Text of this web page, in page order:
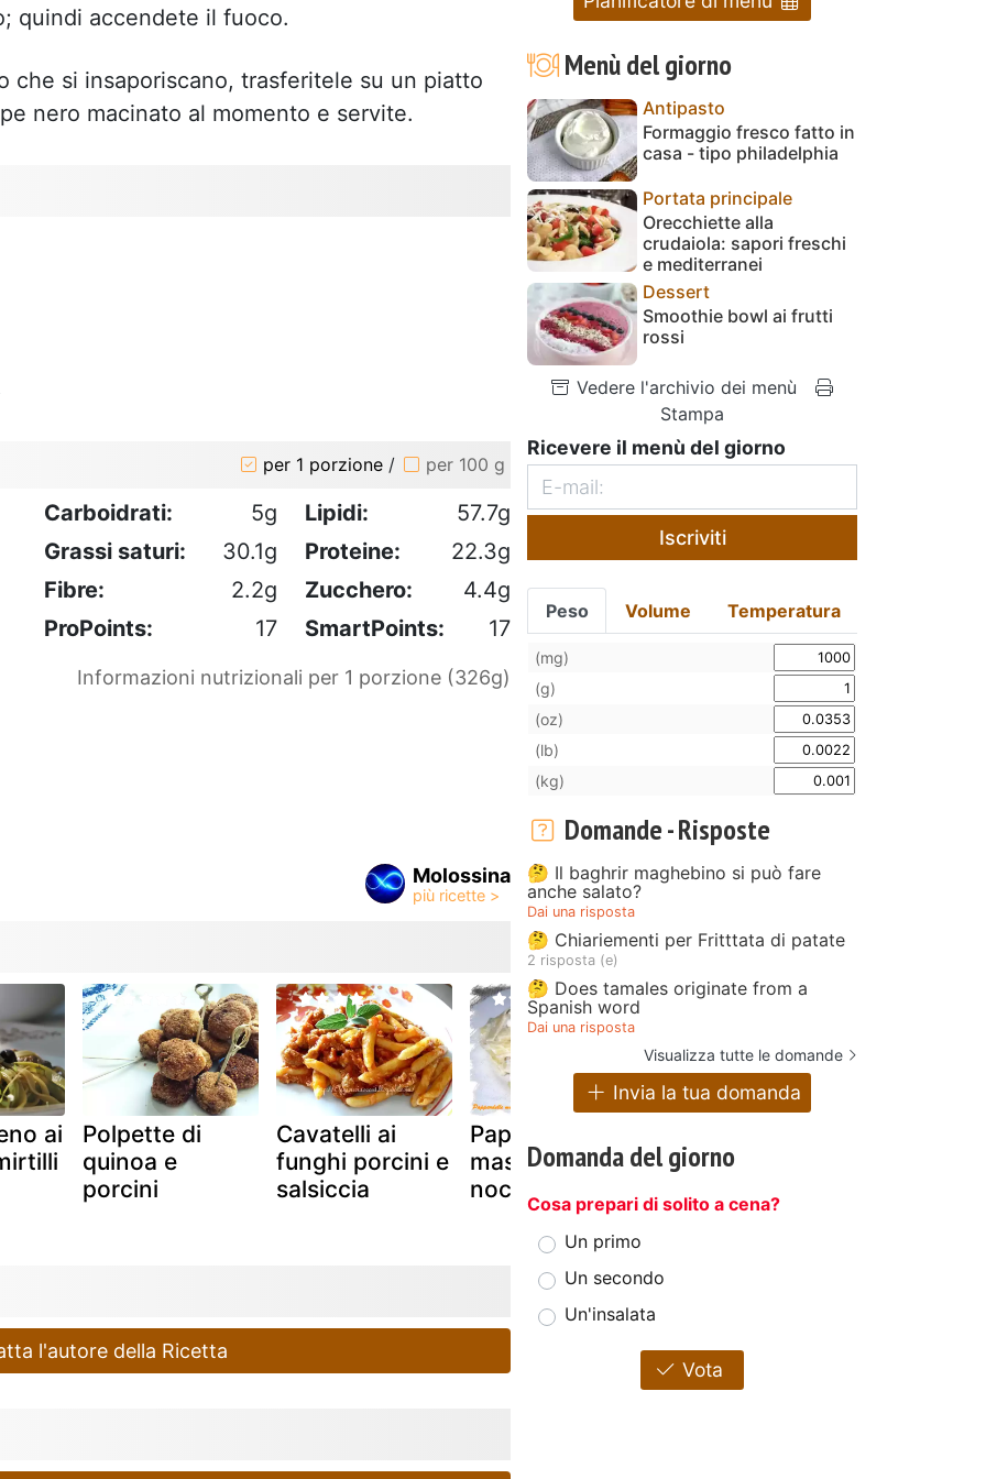
quindi accendete il fuoco.
che si insaporiscano, trasferitele su un piatto
nero macinato al momento e servite.
per 1 porzione / per 100 g
Carboidrati: 5g Lipidi:
57.7g
Grassi saturi:
30.1g Proteine:
22.3g
Fibre:
2.2g Zucchero:
4.4g
ProPoints:
17 SmartPoints: 17
Informazioni nutrizionali per 1 porzione (326g)
Molossina
ai
Polpette di
quinoa e
porcini
Cavatelli ai
funghi porcini e
salsiccia
Pappardelle
mascarpone e
noci
: mascarpone &
l'autore della Ricetta
Menù del giorno
Antipasto
Formaggio fresco fatto in
casa - tipo philadelphia
Portata principale
Orecchiette alla
crudaiola: sapori freschi
e mediterranei
Dessert
Smoothie bowl ai frutti
rossi
Vedere l'archivio dei menù
Stampa
Ricevere il menù del giorno
Iscriviti
Peso Volume Temperatura
(mg)
(g)
(oz)
(lb)
(kg)
Domande - Risposte
🤔 Il baghrir maghebino si può fare
anche salato?
Dai una risposta
🤔 Chiariementi per Fritttata di patate
2 risposta (e)
🤔 Does tamales originate from a
Spanish word
Dai una risposta
Visualizza tutte le domande
Invia la tua domanda
Domanda del giorno
Cosa prepari di solito a cena?
Un primo
Un secondo
Un'insalata
Vota